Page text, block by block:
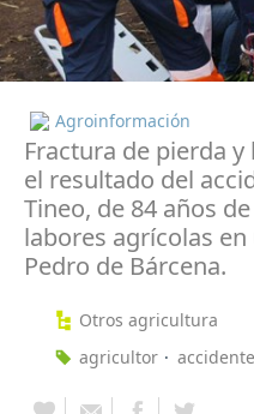
Agroinformación
Fractura de pierda
el resultado del
Tineo, de 84 años
labores agrícolas
Pedro de Bárcena.
Otros agricultura
agricultor